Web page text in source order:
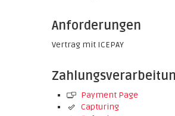
Anforderungen
Vertrag mit ICEPAY
Payment Page
Capturing